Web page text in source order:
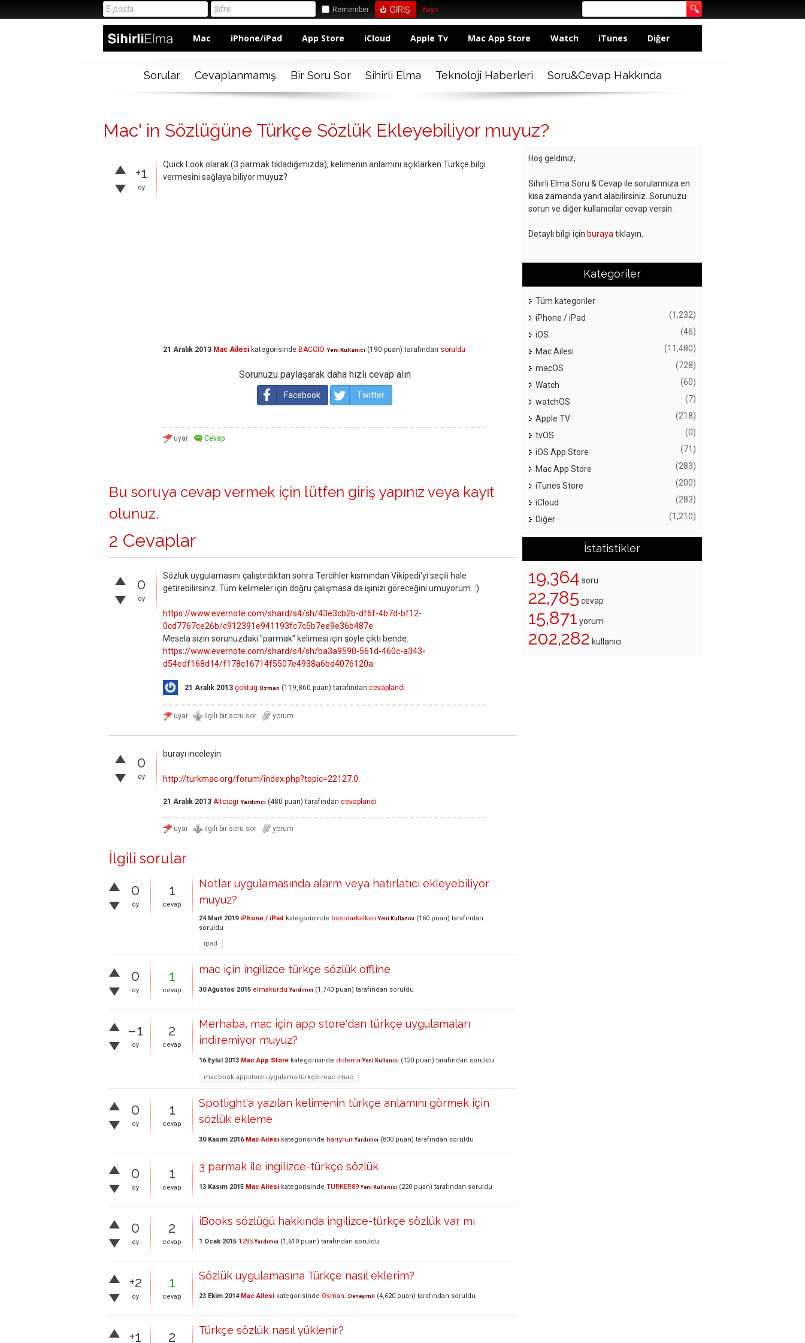
Remember Kayıt
Mac iPhone/iPad App Store iCloud Apple Tv Mac App Store Watch iTunes Diğer
Sorular Cevaplanmamış Bir Soru Sor Sihirli Elma Teknoloji Haberleri Soru&Cevap Hakkında
Mac' in Sözlüğüne Türkçe Sözlük Ekleyebiliyor muyuz?
+1
oy
Quick Look olarak (3 parmak tıkladığımızda), kelimenin anlamını açıklarken Türkçe bilgi
vermesini sağlaya biliyor muyuz?
21 Aralık 2013 Mac Ailesi kategorisinde BACCIO Yeni Kullanıcı (190 puan) tarafından soruldu
Sorunuzu paylaşarak daha hızlı cevap alın
Facebook Twitter
Bu soruya cevap vermek için lütfen giriş yapınız veya kayıt
olunuz.
2 Cevaplar
0
oy
Sözlük uygulamasını çalıştırdıktan sonra Tercihler kısmından Vikipedi'yi seçili hale
getirebilirsiniz. Tüm kelimeler için doğru çalışmasa da işinizi göreceğini umuyorum. :)
https://www.evernote.com/shard/s4/sh/43e3cb2b-df6f-4b7d-bf12-
0cd7767ce26b/c912391e941193fc7c5b7ee9e36b487e
Mesela sizin sorunuzdaki "parmak" kelimesi için şöyle çıktı bende:
https://www.evernote.com/shard/s4/sh/ba3a9590-561d-460c-a343-
d54edf168d14/f178c16714f5507e4938a6bd4076120a
21 Aralık 2013 goktug Uzman (119,860 puan) tarafından cevaplandı
0
oy
burayı inceleyin:
http://turkmac.org/forum/index.php?topic=22127.0
21 Aralık 2013 Altcizgi Yardımcı (480 puan) tarafından cevaplandı
İlgili sorular
0
oy
1
cevap
Notlar uygulamasında alarm veya hatırlatıcı ekleyebiliyor
muyuz?
24 Mart 2019 iPhone / iPad kategorisinde bserdarkalkan Yeni Kullanıcı (160 puan) tarafından
soruldu
ipad
0
oy
1
cevap
mac için ingilizce türkçe sözlük offline
30 Ağustos 2015 elmakurdu Yardımcı (1,740 puan) tarafından soruldu
–1
oy
2
cevap
Merhaba, mac için app store'dan türkçe uygulamaları
indiremiyor muyuz?
16 Eylül 2013 Mac App Store kategorisinde didema Yeni Kullanıcı (120 puan) tarafından soruldu
macbook-appstore-uygulama-türkçe-mac-imac
0
oy
1
cevap
Spotlight'a yazılan kelimenin türkçe anlamını görmek için
sözlük ekleme
30 Kasım 2016 Mac Ailesi kategorisinde harryhur Yardımcı (830 puan) tarafından soruldu
0
oy
1
cevap
3 parmak ile ingilizce-türkçe sözlük
13 Kasım 2015 Mac Ailesi kategorisinde TURKER89 Yeni Kullanıcı (220 puan) tarafından soruldu
0
oy
2
cevap
iBooks sözlüğü hakkında ingilizce-türkçe sözlük var mı
1 Ocak 2015 1295 Yardımcı (1,610 puan) tarafından soruldu
+2
oy
1
cevap
Sözlük uygulamasına Türkçe nasıl eklerim?
23 Ekim 2014 Mac Ailesi kategorisinde Osman. Deneyimli (4,620 puan) tarafından soruldu
+1 2 Türkçe sözlük nasıl yüklenir?
Hoş geldiniz,
Sihirli Elma Soru & Cevap ile sorularınıza en
kısa zamanda yanıt alabilirsiniz. Sorunuzu
sorun ve diğer kullanıcılar cevap versin.
Detaylı bilgi için buraya tıklayın.
Kategoriler
Tüm kategoriler
iPhone / iPad
(1,232)
iOS (46)
Mac Ailesi (11,480)
macOS (728)
Watch (60)
watchOS (7)
Apple TV (218)
tvOS (0)
iOS App Store (71)
Mac App Store (283)
iTunes Store (200)
iCloud (283)
Diğer (1,210)
İstatistikler
19,364 soru
22,785 cevap
15,871 yorum
202,282 kullanıcı